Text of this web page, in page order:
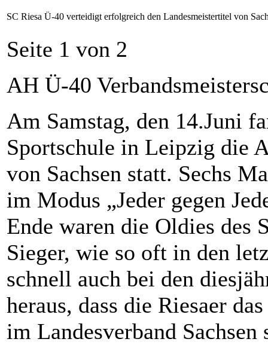
SC Riesa Ü-40 verteidigt erfolgreich den Landesmeistertitel von
Seite 1 von 2
AH Ü-40
Am Samstag, den 14.Juni
Sportschule in Leipzig die
von Sachsen statt. Sechs
im Modus „Jeder gegen
Ende waren die Oldies des
Sieger, wie so oft in den
schnell auch bei den
heraus, dass die Riesaer
im Landesverband Sachsen